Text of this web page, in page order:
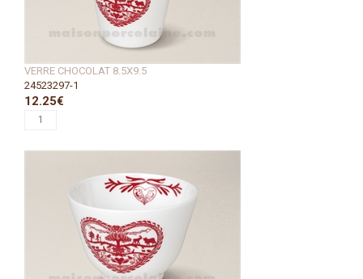
VERRE CHOCOLAT 8.5X9.5
24523297-1
12.25€